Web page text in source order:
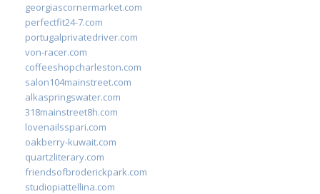
georgiascornermarket.com
perfectfit24-7.com
portugalprivatedriver.com
von-racer.com
coffeeshopcharleston.com
salon104mainstreet.com
alkaspringswater.com
318mainstreet8h.com
lovenailsspari.com
oakberry-kuwait.com
quartzliterary.com
friendsofbroderickpark.com
studiopiattellina.com